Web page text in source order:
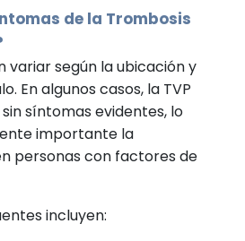
de la Trombosis
variar según la ubicación y
En algunos casos, la TVP
síntomas evidentes, lo
importante la
personas con factores de
incluyen: